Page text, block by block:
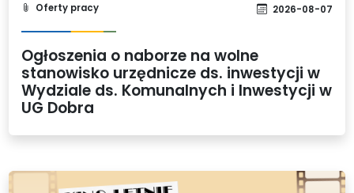
Oferty pracy 2026-08-07
Ogłoszenia o naborze na wolne
stanowisko urzędnicze ds. inwestycji w
Wydziale ds. Komunalnych i Inwestycji w
UG Dobra